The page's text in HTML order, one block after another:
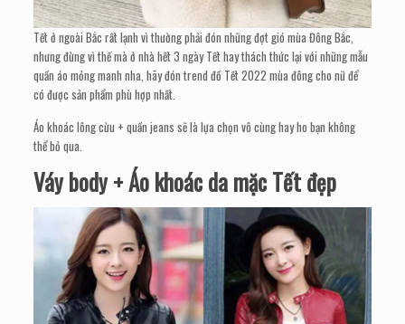
Tết ở ngoài Bắc rất lạnh vì thường phải đón những đợt gió mùa Đông Bắc,
nhưng đừng vì thế mà ở nhà hết 3 ngày Tết hay thách thức lại với những mẫu
quần áo mỏng manh nha, hãy đón trend đồ Tết 2022 mùa đông cho nữ để
có được sản phẩm phù hợp nhất.
Áo khoác lông cừu + quần jeans sẽ là lựa chọn vô cùng hay ho bạn không
thể bỏ qua.
Váy body + Áo khoác da mặc Tết đẹp